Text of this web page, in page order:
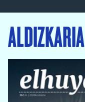
ALDIZKARIA